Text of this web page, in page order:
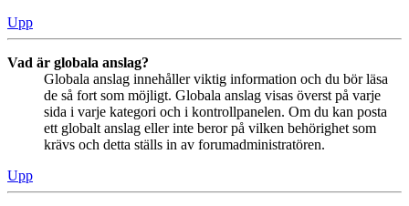
Upp
Vad är globala anslag?
Globala anslag innehåller viktig information och du bör läsa
de så fort som möjligt. Globala anslag visas överst på varje
sida i varje kategori och i kontrollpanelen. Om du kan posta
ett globalt anslag eller inte beror på vilken behörighet som
krävs och detta ställs in av forumadministratören.
Upp